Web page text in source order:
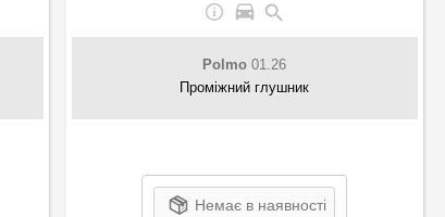
Polmo 01.26
Проміжний глушник
Немає в наявності